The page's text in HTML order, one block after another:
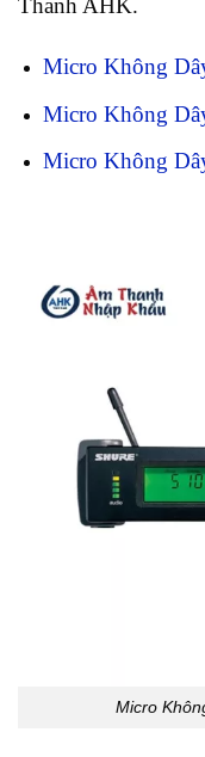
Thanh AHK.
Micro Không
Micro Không
Micro Không
Micro